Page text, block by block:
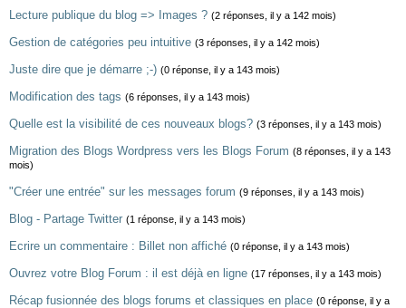
Lecture publique du blog => Images ? (2 réponses, il y a 142 mois)
Gestion de catégories peu intuitive (3 réponses, il y a 142 mois)
Juste dire que je démarre ;-) (0 réponse, il y a 143 mois)
Modification des tags (6 réponses, il y a 143 mois)
Quelle est la visibilité de ces nouveaux blogs? (3 réponses, il y a 143 mois)
Migration des Blogs Wordpress vers les Blogs Forum (8 réponses, il y a 143
mois)
"Créer une entrée" sur les messages forum (9 réponses, il y a 143 mois)
Blog - Partage Twitter (1 réponse, il y a 143 mois)
Ecrire un commentaire : Billet non affiché (0 réponse, il y a 143 mois)
Ouvrez votre Blog Forum : il est déjà en ligne (17 réponses, il y a 143 mois)
Récap fusionnée des blogs forums et classiques en place (0 réponse, il y a